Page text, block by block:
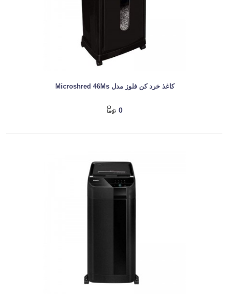
کاغذ خرد کن فلوز مدل Microshred 46Ms
0